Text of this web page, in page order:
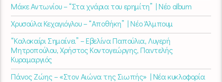
Μάκε Αντωνίου – “Στα χνάρια του ερημίτη” | Νέο album
Χρυσούλα Κεχαγιόγλου – “Αποθήκη” | Νέο Άλμπουμ
“Καλοκαίρι Σημαίνει” – Εβελίνα Παπούλια, Λυγερή
Μητροπούλου, Χρήστος Κοντογεώργης, Παντελής
Κυραμαργιός
Πάνος Ζώης – «Στον Αιώνα της Σιωπής» | Νέα κυκλοφορία